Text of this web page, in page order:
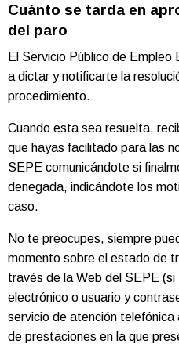
Cuánto se tarda en
del paro
El Servicio Público de
a dictar y notificarte la
procedimiento.
Cuando esta sea resuelta,
que hayas facilitado para las
SEPE comunicándote si
denegada, indicándote los
caso.
No te preocupes, siempre
momento sobre el estado de
través de la Web del SEPE
electrónico o usuario y
servicio de atención telefónica
de prestaciones en la que